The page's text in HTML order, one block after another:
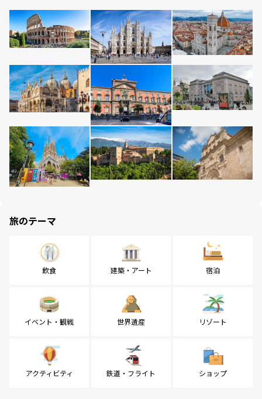
旅のテーマ
飲食 建築・アート 宿泊
イベント・観戦 世界遺産 リゾート
アクティビティ 鉄道・フライト ショップ